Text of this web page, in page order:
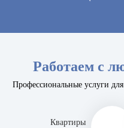
Работаем с
Профессиональные услуги
Квартиры